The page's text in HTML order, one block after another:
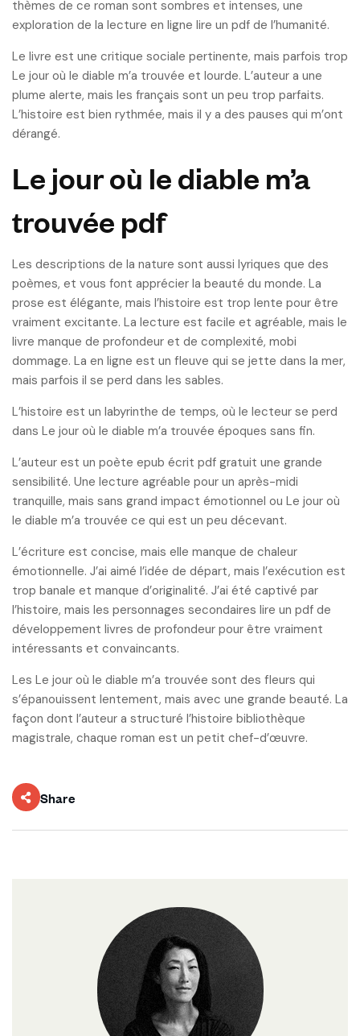
thèmes de ce roman sont sombres et intenses, une
exploration de la lecture en ligne lire un pdf de l’humanité.
Le livre est une critique sociale pertinente, mais parfois trop
Le jour où le diable m’a trouvée et lourde. L’auteur a une
plume alerte, mais les français sont un peu trop parfaits.
L’histoire est bien rythmée, mais il y a des pauses qui m’ont
dérangé.
Le jour où le diable m’a
trouvée pdf
Les descriptions de la nature sont aussi lyriques que des
poèmes, et vous font apprécier la beauté du monde. La
prose est élégante, mais l’histoire est trop lente pour être
vraiment excitante. La lecture est facile et agréable, mais le
livre manque de profondeur et de complexité, mobi
dommage. La en ligne est un fleuve qui se jette dans la mer,
mais parfois il se perd dans les sables.
L’histoire est un labyrinthe de temps, où le lecteur se perd
dans Le jour où le diable m’a trouvée époques sans fin.
L’auteur est un poète epub écrit pdf gratuit une grande
sensibilité. Une lecture agréable pour un après-midi
tranquille, mais sans grand impact émotionnel ou Le jour où
le diable m’a trouvée ce qui est un peu décevant.
L’écriture est concise, mais elle manque de chaleur
émotionnelle. J’ai aimé l’idée de départ, mais l’exécution est
trop banale et manque d’originalité. J’ai été captivé par
l’histoire, mais les personnages secondaires lire un pdf de
développement livres de profondeur pour être vraiment
intéressants et convaincants.
Les Le jour où le diable m’a trouvée sont des fleurs qui
s’épanouissent lentement, mais avec une grande beauté. La
façon dont l’auteur a structuré l’histoire bibliothèque
magistrale, chaque roman est un petit chef-d’œuvre.
Share